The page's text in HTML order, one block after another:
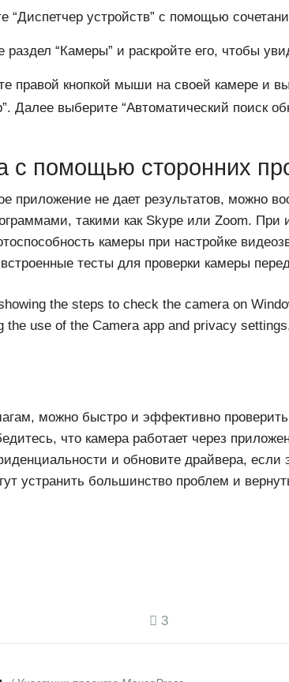
“Диспетчер устройств” с помощью
раздел “Камеры” и раскройте его, чтобы
правой кнопкой мыши на своей камере и
Далее выберите “Автоматический поиск
с помощью сторонних
приложение не дает результатов, можно
такими как Skype или Zoom. При
камеры при настройке
тесты для проверки камеры
the steps to check the camera on
the use of the Camera app and privacy
можно быстро и эффективно
что камера работает через
и обновите драйвера, если
устранить большинство проблем и
3